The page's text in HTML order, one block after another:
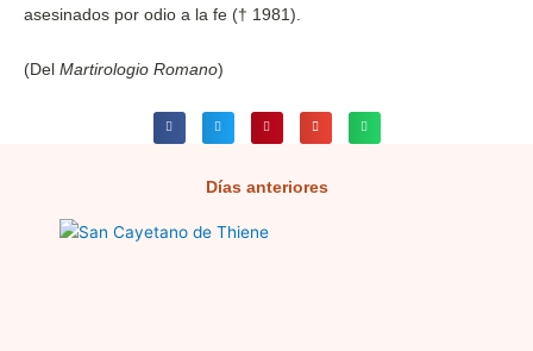
asesinados por odio a la fe († 1981).
(Del Martirologio Romano)
Días anteriores
Página
PáginaPágina